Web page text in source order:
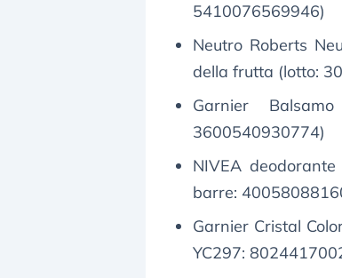
5410076569946)
Neutro Roberts
della frutta (lotto:
Garnier
3600540930774)
NIVEA
barre:
Garnier Cristal
YC297: